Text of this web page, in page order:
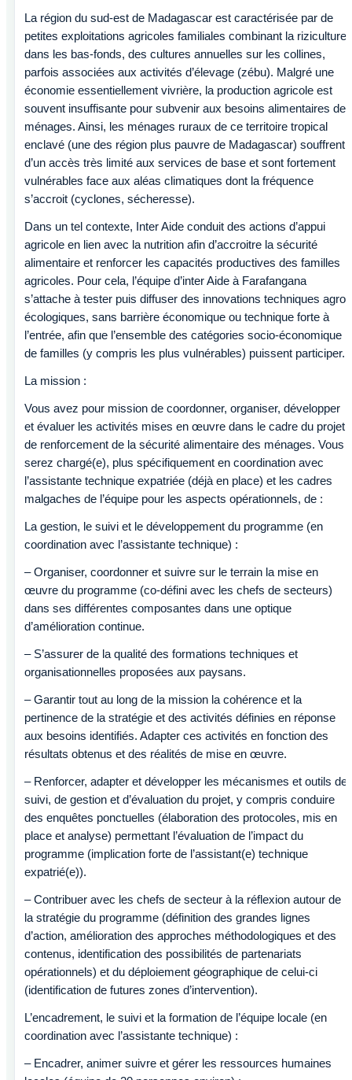
La région du sud-est de Madagascar est caractérisée par de
petites exploitations agricoles familiales combinant la riziculture
dans les bas-fonds, des cultures annuelles sur les collines,
parfois associées aux activités d’élevage (zébu). Malgré une
économie essentiellement vivrière, la production agricole est
souvent insuffisante pour subvenir aux besoins alimentaires des
ménages. Ainsi, les ménages ruraux de ce territoire tropical
enclavé (une des région plus pauvre de Madagascar) souffrent
d’un accès très limité aux services de base et sont fortement
vulnérables face aux aléas climatiques dont la fréquence
s’accroit (cyclones, sécheresse).
Dans un tel contexte, Inter Aide conduit des actions d’appui
agricole en lien avec la nutrition afin d’accroitre la sécurité
alimentaire et renforcer les capacités productives des familles
agricoles. Pour cela, l’équipe d’inter Aide à Farafangana
s’attache à tester puis diffuser des innovations techniques agro-
écologiques, sans barrière économique ou technique forte à
l’entrée, afin que l’ensemble des catégories socio-économique
de familles (y compris les plus vulnérables) puissent participer.
La mission :
Vous avez pour mission de coordonner, organiser, développer
et évaluer les activités mises en œuvre dans le cadre du projet
de renforcement de la sécurité alimentaire des ménages. Vous
serez chargé(e), plus spécifiquement en coordination avec
l’assistante technique expatriée (déjà en place) et les cadres
malgaches de l’équipe pour les aspects opérationnels, de :
La gestion, le suivi et le développement du programme (en
coordination avec l’assistante technique) :
– Organiser, coordonner et suivre sur le terrain la mise en
œuvre du programme (co-défini avec les chefs de secteurs)
dans ses différentes composantes dans une optique
d’amélioration continue.
– S’assurer de la qualité des formations techniques et
organisationnelles proposées aux paysans.
– Garantir tout au long de la mission la cohérence et la
pertinence de la stratégie et des activités définies en réponse
aux besoins identifiés. Adapter ces activités en fonction des
résultats obtenus et des réalités de mise en œuvre.
– Renforcer, adapter et développer les mécanismes et outils de
suivi, de gestion et d’évaluation du projet, y compris conduire
des enquêtes ponctuelles (élaboration des protocoles, mis en
place et analyse) permettant l’évaluation de l’impact du
programme (implication forte de l’assistant(e) technique
expatrié(e)).
– Contribuer avec les chefs de secteur à la réflexion autour de
la stratégie du programme (définition des grandes lignes
d’action, amélioration des approches méthodologiques et des
contenus, identification des possibilités de partenariats
opérationnels) et du déploiement géographique de celui-ci
(identification de futures zones d’intervention).
L’encadrement, le suivi et la formation de l’équipe locale (en
coordination avec l’assistante technique) :
– Encadrer, animer suivre et gérer les ressources humaines